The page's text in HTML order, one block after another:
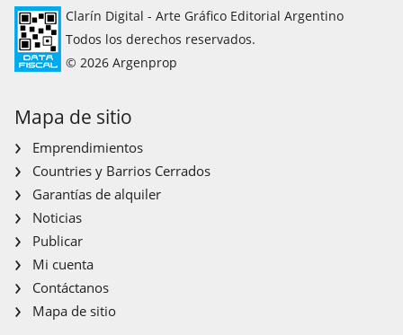
Clarín Digital - Arte Gráfico Editorial Argentino
Todos los derechos reservados.
© 2026 Argenprop
Mapa de sitio
Emprendimientos
Countries y Barrios Cerrados
Garantías de alquiler
Noticias
Publicar
Mi cuenta
Contáctanos
Mapa de sitio